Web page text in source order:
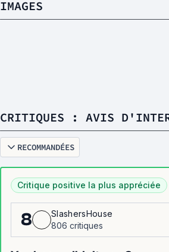
IMAGES
CRITIQUES : AVIS
RECOMMANDÉES
Critique positive la plus appréciée
8
SlashersHouse
806 critiques